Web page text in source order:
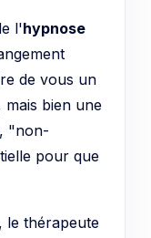
l'hypnose
de vous un
bien une
"non-
pour que
le thérapeute